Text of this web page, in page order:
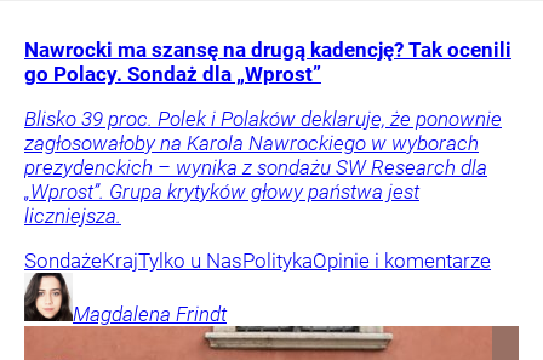
Nawrocki ma szansę na drugą kadencję? Tak ocenili
go Polacy. Sondaż dla „Wprost”
Blisko 39 proc. Polek i Polaków deklaruje, że ponownie
zagłosowałoby na Karola Nawrockiego w wyborach
prezydenckich – wynika z sondażu SW Research dla
„Wprost”. Grupa krytyków głowy państwa jest
liczniejsza.
SondażeKrajTylko u NasPolitykaOpinie i komentarze
Magdalena Frindt